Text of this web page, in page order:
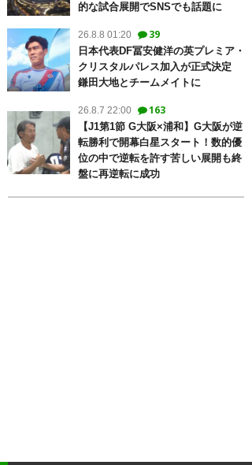
的な試合展開でSNSでも話題に
26.8.8 01:20 39
日本代表DF冨安健洋の英プレミア・
クリスタルパレス加入が正式決定
鎌田大地とチームメイトに
26.8.7 22:00 163
【J1第1節 G大阪×浦和】G大阪が逆
転勝利で開幕白星スタート！数的優
位の中で逆転を許す苦しい展開も終
盤に再逆転に成功